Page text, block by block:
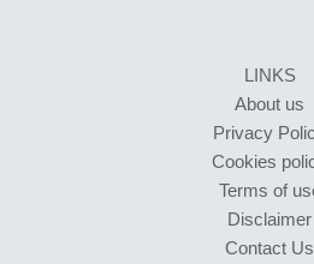
LINKS
About us
Privacy
Cookies
Terms of
Disclaimer
Contact Us